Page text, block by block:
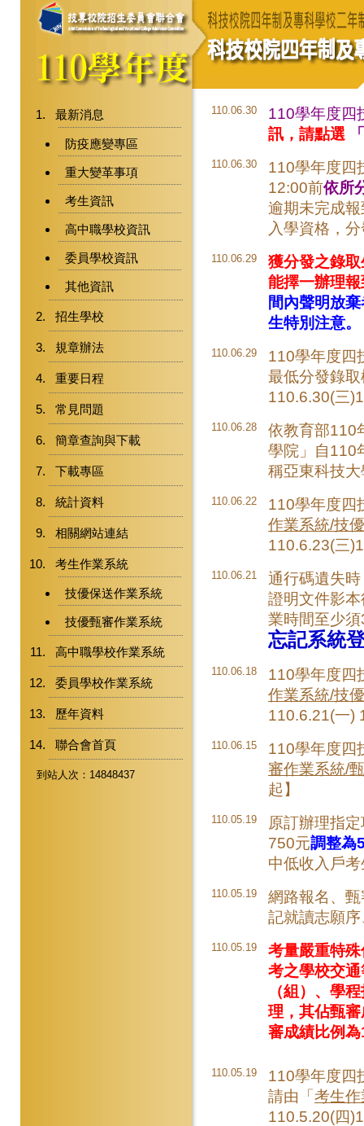
最新消息
防疫應變專區
重大變革事項
考生資訊
高中職學校資訊
委員學校資訊
其他資訊
招生學校
規章辦法
重要日程
常見問題
簡章查詢與下載
下載專區
統計資料
相關網站連結
考生作業系統
技優保送作業系統
技優甄審作業系統
高中職學校作業系統
委員學校作業系統
歷年資料
聯合會首頁
到站人次：14848437
110.06.30
110學年度四
訊，請點選
「
110.06.30
110學年度四
12:00前依所
逾期未完成
入學資格，
110.06.29
獲分發之錄
能擇一辦理
間內聲明放
生特別注意。
110.06.29
110學年度四
最低分發錄
110.6.30(三
110.06.28
依教育部110
學院」自110
稱亞東科技大
110.06.22
110學年度四
作業系統/技
110.6.23(三
110.06.21
通行碼遺失
證明文件影
業時間至少
忘記系統
110.06.18
110學年度四
作業系統/技
110.6.21(一)
110.06.15
110學年度四
審作業系統/
起】
110.05.19
原訂辦理指
750元調整為
中低收入戶
110.05.19
網路報名、
記就讀志願
110.05.19
考量嚴重特
考之學校交
（組）、學
理，其佔甄
審成績比例
110.05.19
110學年度四
請由「考生
110.5.20(四